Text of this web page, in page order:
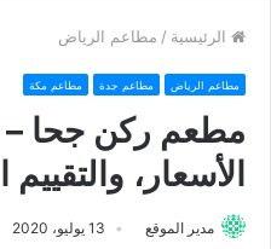
الرئيسية / مطاعم الرياض
مطاعم الرياض مطاعم جدة مطاعم مكة
مطعم ركن جحا –
الأسعار، والتقييم
مدير الموقع 13 يوليو، 2020